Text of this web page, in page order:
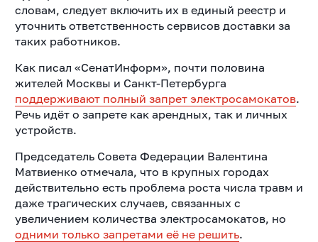
словам, следует включить их в единый реестр и
уточнить ответственность сервисов доставки за
таких работников.
Как писал «СенатИнформ», почти половина
жителей Москвы и Санкт-Петербурга
поддерживают полный запрет электросамокатов.
Речь идёт о запрете как арендных, так и личных
устройств.
Председатель Совета Федерации Валентина
Матвиенко отмечала, что в крупных городах
действительно есть проблема роста числа травм и
даже трагических случаев, связанных с
увеличением количества электросамокатов, но
одними только запретами её не решить.